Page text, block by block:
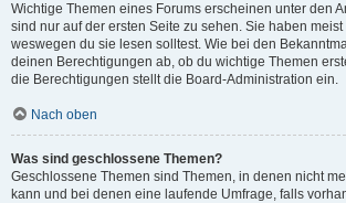
Wichtige Themen eines Forums erscheinen unter den
sind nur auf der ersten Seite zu sehen. Sie haben
weswegen du sie lesen solltest. Wie bei den
deinen Berechtigungen ab, ob du wichtige Themen
die Berechtigungen stellt die Board-Administration ein.
Nach oben
Was sind geschlossene Themen?
Geschlossene Themen sind Themen, in denen nicht
kann und bei denen eine laufende Umfrage, falls